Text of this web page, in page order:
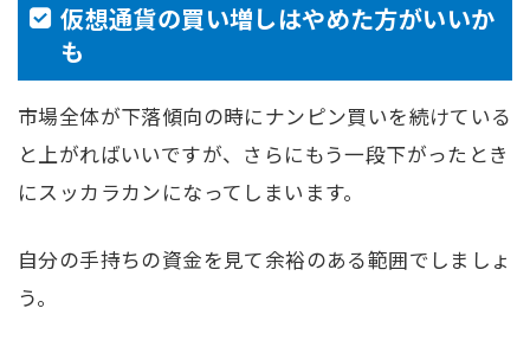
仮想通貨の買い増しはやめた方がいいか
も
市場全体が下落傾向の時にナンピン買いを続けている
と上がればいいですが、さらにもう一段下がったとき
にスッカラカンになってしまいます。
自分の手持ちの資金を見て余裕のある範囲でしましょ
う。